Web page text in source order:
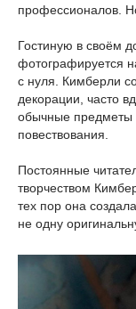
профессионалов.
Гостиную в своём
фотографируется
с нуля. Кимберли
декорации, часто
обычные предметы
повествования.
Постоянные
творчеством
тех пор она
не одну